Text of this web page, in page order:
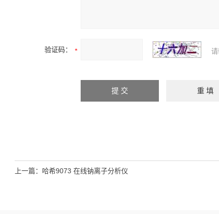
验证码：
上一篇： 哈希9073 在线钠离子分析仪